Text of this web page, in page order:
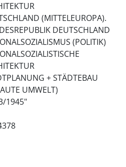
(MITTELEUROPA).
DEUTSCHLAND
(POLITIK)
+ STÄDTEBAU
UMWELT)
1945"